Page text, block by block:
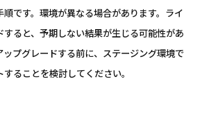
です。環境が異なる場合があります。ライ
ると、予期しない結果が生じる可能性があ
ップグレードする前に、ステージング環境で
ることを検討してください。